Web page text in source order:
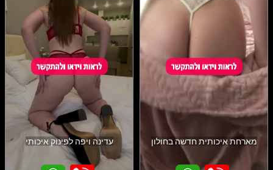
מארחת איכותית חדשה בחולון עדינה ויפה לפינוק איכותי